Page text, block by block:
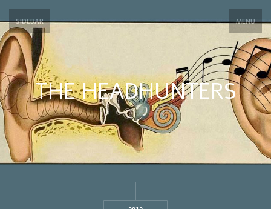
SIDEBAR MENU
THE HEADHUNTERS